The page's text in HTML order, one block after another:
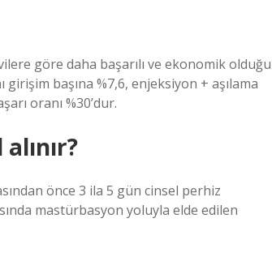
göre daha başarılı ve ekonomik olduğu
başına %7,6, enjeksiyon + aşılama
oranı %30’dur.
önce 3 ila 5 gün cinsel perhiz
mastürbasyon yoluyla elde edilen